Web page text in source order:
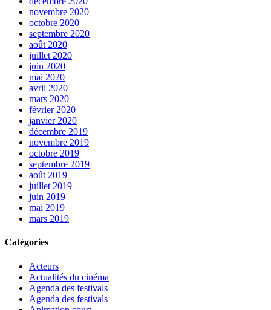
novembre 2020
octobre 2020
septembre 2020
août 2020
juillet 2020
juin 2020
mai 2020
avril 2020
mars 2020
février 2020
janvier 2020
décembre 2019
novembre 2019
octobre 2019
septembre 2019
août 2019
juillet 2019
juin 2019
mai 2019
mars 2019
Catégories
Acteurs
Actualités du cinéma
Agenda des festivals
Agenda des festivals